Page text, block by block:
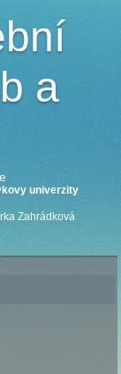
a
univerzity
Zahrádková